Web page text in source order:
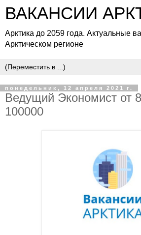
ВАКАНСИИ
Арктика до 2059 года. Актуальные
Арктическом регионе
понедельник, 12 апреля 2021 г.
Ведущий Экономист от
100000